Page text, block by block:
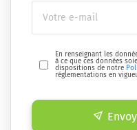
En renseignant les
à ce que ces données
dispositions de notre
réglementations en